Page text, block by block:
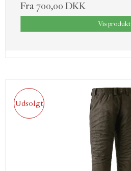
Fra700,00 DKK
Vis produkt
Udsolgt